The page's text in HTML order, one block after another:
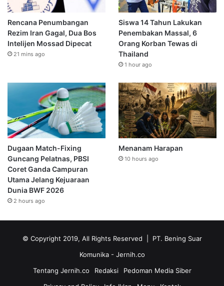
Rencana Penumbangan
Rezim Iran Gagal, Dua Bos
Intelijen Mossad Dipecat
21 mins ago
Siswa 14 Tahun Lakukan
Penembakan Massal, 6
Orang Korban Tewas di
Thailand
1 hour ago
Dugaan Match-Fixing
Guncang Pelatnas, PBSI
Coret Ganda Campuran
Utama Jelang Kejuaraan
Dunia BWF 2026
2 hours ago
Menanam Harapan
10 hours ago
© Copyright 2019, All Rights Reserved | PT. Bening Suar
Komunika - Jernih.co
Tentang Jernih.co
Redaksi
Pedoman Media Siber